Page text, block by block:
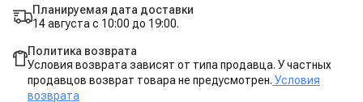
Планируемая дата доставки
14 августа с 10:00 до 19:00.
Политика возврата
Условия возврата зависят от типа продавца. У частных
продавцов возврат товара не предусмотрен. Условия
возврата